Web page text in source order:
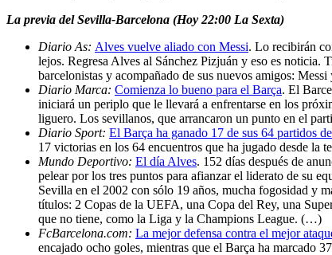
La previa del Sevilla-Barcelona (Hoy 22:00 La Sexta)
Diario As: Alves vuelve aliado con Messi. Lo recibirán
lejos. Regresa Alves al Sánchez Pizjuán y eso es noticia.
barcelonistas y acompañado de sus nuevos amigos:
Diario Marca: Comienza lo bueno para el Barça. El
iniciará un periplo que le llevará a enfrentarse en los
liguero. Los sevillanos, que arrancaron un punto en el
Diario Sport: El Barça ha ganado 17 de sus 64 partidos
17 victorias en los 64 encuentros que ha jugado desde la
Mundo Deportivo: El día Alves. 152 días después de
pelear por los tres puntos para afianzar el liderato de su
Sevilla en el 2002 con sólo 19 años, mucha fogosidad y
títulos: 2 Copas de la UEFA, una Copa del Rey, una
que no tiene, como la Liga y la Champions League. (…)
FcBarcelona.com: La mejor defensa contra el mejor
encajado ocho goles, mientras que el Barça ha marcado